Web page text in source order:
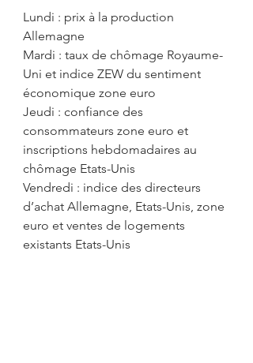
Lundi : prix à la production
Allemagne
Mardi : taux de chômage Royaume-
Uni et indice ZEW du sentiment
économique zone euro
Jeudi : confiance des
consommateurs zone euro et
inscriptions hebdomadaires au
chômage Etats-Unis
Vendredi : indice des directeurs
d’achat Allemagne, Etats-Unis, zone
euro et ventes de logements
existants Etats-Unis